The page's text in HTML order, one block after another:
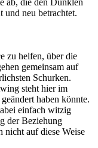
und neu betrachtet.
zu helfen, über die
gemeinsam auf
Schurken.
steht hier im
haben könnte.
einfach witzig
der Beziehung
auf diese Weise